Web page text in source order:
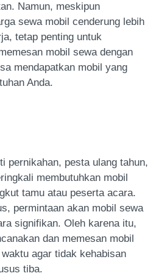
Namun, meskipun
sewa mobil cenderung lebih
tetap penting untuk
mobil sewa dengan
mendapatkan mobil yang
Anda.
pernikahan, pesta ulang tahun,
membutuhkan mobil
tamu atau peserta acara.
permintaan akan mobil sewa
signifikan. Oleh karena itu,
dan memesan mobil
agar tidak kehabisan
tiba.